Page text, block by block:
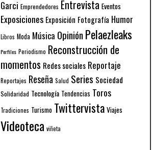
Garci Emprendedores Entrevista Eventos
Exposiciones Exposición Fotografía Humor
Libros Moda Música Opinión Pelaezleaks
Perfiles Periodismo Reconstrucción de
momentos Redes sociales Reportaje
Reportajes Reseña Salud Series Sociedad
Solidaridad Tecnología Tendencias Toros
Tradiciones Turismo Twittervista Viajes
Videoteca viñeta